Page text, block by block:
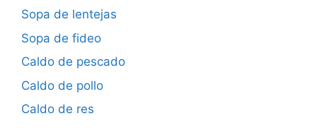
Sopa de lentejas
Sopa de fideo
Caldo de pescado
Caldo de pollo
Caldo de res